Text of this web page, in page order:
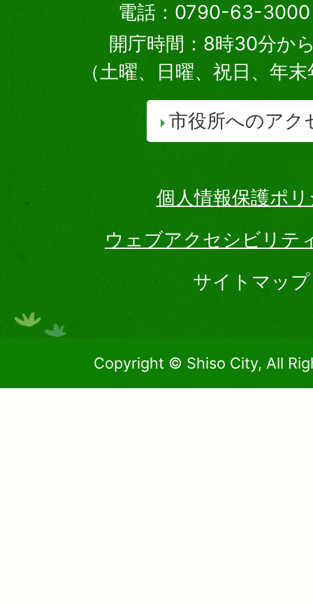
電話：0790-63-3000
開庁時間：8時30分か
（土曜、日曜、祝日、年
市役所へのアク
個人情報保護ポ
ウェブアクセシビリテ
サイトマップ
Copyright © Shiso City, All